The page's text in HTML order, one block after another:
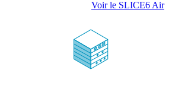
Voir le SLICE6 Air